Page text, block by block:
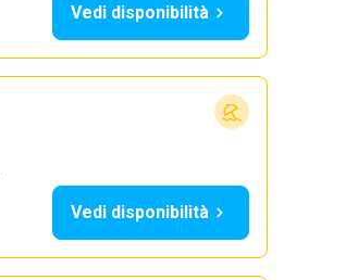
Vedi disponibilità
Vedi disponibilità